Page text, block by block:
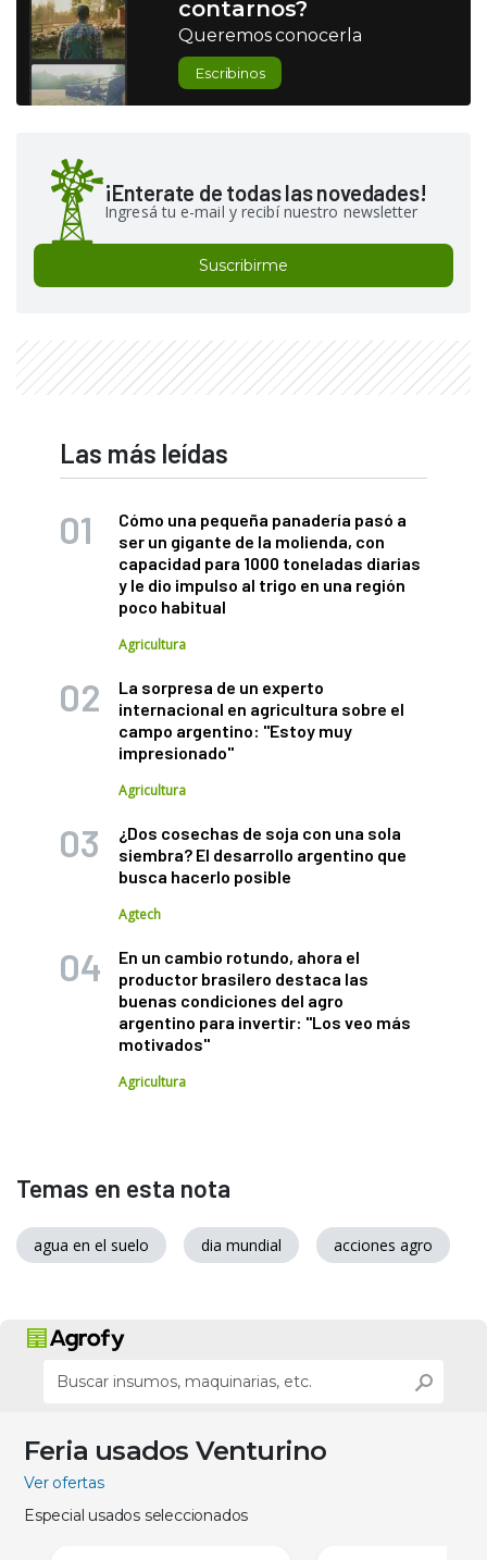
contarnos?
Queremos conocerla
Escribinos
¡Enterate de todas las novedades!
Ingresá tu e-mail y recibí nuestro newsletter
Suscribirme
Las más leídas
Cómo una pequeña panadería pasó a
ser un gigante de la molienda, con
capacidad para 1000 toneladas diarias
y le dio impulso al trigo en una región
poco habitual
Agricultura
La sorpresa de un experto
internacional en agricultura sobre el
campo argentino: "Estoy muy
impresionado"
Agricultura
¿Dos cosechas de soja con una sola
siembra? El desarrollo argentino que
busca hacerlo posible
Agtech
En un cambio rotundo, ahora el
productor brasilero destaca las
buenas condiciones del agro
argentino para invertir: "Los veo más
motivados"
Agricultura
Temas en esta nota
agua en el suelo dia mundial acciones agro
Feria usados Venturino
Ver ofertas
Especial usados seleccionados